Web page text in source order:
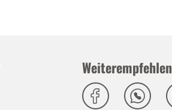
Weiterempfehlen